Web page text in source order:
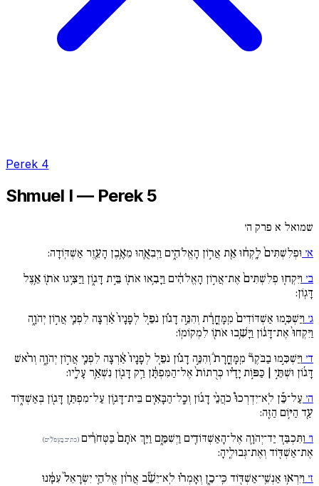
Perek 4
Shmuel I — Perek 5
שמואל א פרק ה׳
א׳ וּפְלִשְׁתִּים֙ לָֽקְח֔וּ אֵ֖ת אֲר֣וֹן הָאֱלֹהִ֑ים וַיְבִאֻ֛הוּ מֵאֶ֥בֶן הָעֵ֖זֶר אַשְׁדּֽוֹדָה:
ב׳ וַיִּקְח֚וּ פְלִשְׁתִּים֙ אֶת־אֲר֣וֹן הָאֱלֹהִ֔ים וַיָּבִ֥אוּ אֹת֖וֹ בֵּ֣ית דָּג֑וֹן וַיַּצִּ֥יגוּ אֹת֖וֹ אֵ֥צֶל
דָּגֽוֹן:
ג׳ וַיַּשְׁכִּ֚מוּ אַשְׁדּוֹדִים֙ מִֽמָּחֳרָ֔ת וְהִנֵּ֣ה דָג֗וֹן נֹפֵ֚ל לְפָנָיו֙ אַ֔רְצָה לִפְנֵ֖י אֲר֣וֹן יְהֹוָ֑ה
וַיִּקְחוּ֙ אֶת־דָּג֔וֹן וַיָּשִׁ֥בוּ אֹת֖וֹ לִמְקוֹמֽוֹ:
ד׳ וַיַּשְׁכִּ֣מוּ בַבֹּקֶר֘ מִֽמָּחֳרָת֒ וְהִנֵּ֣ה דָג֗וֹן נֹפֵ֚ל לְפָנָיו֙ אַ֔רְצָה לִפְנֵ֖י אֲר֣וֹן יְהֹוָ֑ה וְרֹ֨אשׁ
דָּג֜וֹן וּשְׁתֵּ֣י | כַּפּ֣וֹת יָדָ֗יו כְּרֻתוֹת֙ אֶל־הַמִּפְתָּ֔ן רַ֥ק דָּג֖וֹן נִשְׁאַ֥ר עָלָֽיו:
ה׳ עַל־כֵּ֡ן לֹֽא־יִדְרְכוּ֩ כֹהֲנֵ֨י דָג֜וֹן וְכָֽל־הַבָּאִ֧ים בֵּית־דָּג֛וֹן עַל־מִפְתַּ֥ן דָּג֖וֹן בְּאַשְׁדּ֑וֹד
עַ֖ד הַיּ֥וֹם הַזֶּֽה:
ו׳ וַתִּכְבַּ֧ד יַד־יְהֹוָ֛ה אֶל־הָאַשְׁדּוֹדִ֖ים וַיְשִׁמֵּ֑ם וַיַּ֚ךְ אֹתָם֙ בַּטְּחֹרִ֔ים (כתיב בַּעְפֹלִ֔ים)
אֶת־אַשְׁדּ֖וֹד וְאֶת־גְּבוּלֶֽיהָ:
ז׳ וַיִּרְא֥וּ אַנְשֵֽׁי־אַשְׁדּ֖וֹד כִּֽי־כֵ֑ן וְאָמְר֗וּ לֹֽא־יֵשֵׁ֞ב אֲר֨וֹן אֱלֹהֵ֚י יִשְׂרָאֵל֙ עִמָּ֔נוּ